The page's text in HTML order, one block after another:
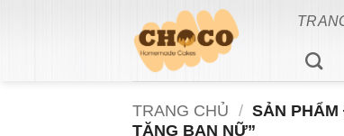
TRANG CHỦ / SẢN PHẨM
TẶNG BẠN NỮ”